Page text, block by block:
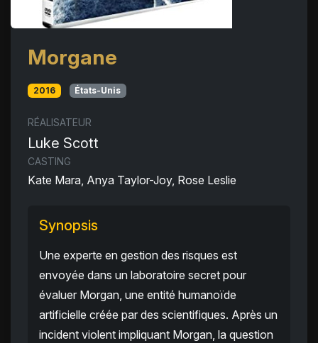
Morgane
2016 États-Unis
RÉALISATEUR
Luke Scott
CASTING
Kate Mara, Anya Taylor-Joy, Rose Leslie
Synopsis
Une experte en gestion des risques est
envoyée dans un laboratoire secret pour
évaluer Morgan, une entité humanoïde
artificielle créée par des scientifiques. Après un
incident violent impliquant Morgan, la question